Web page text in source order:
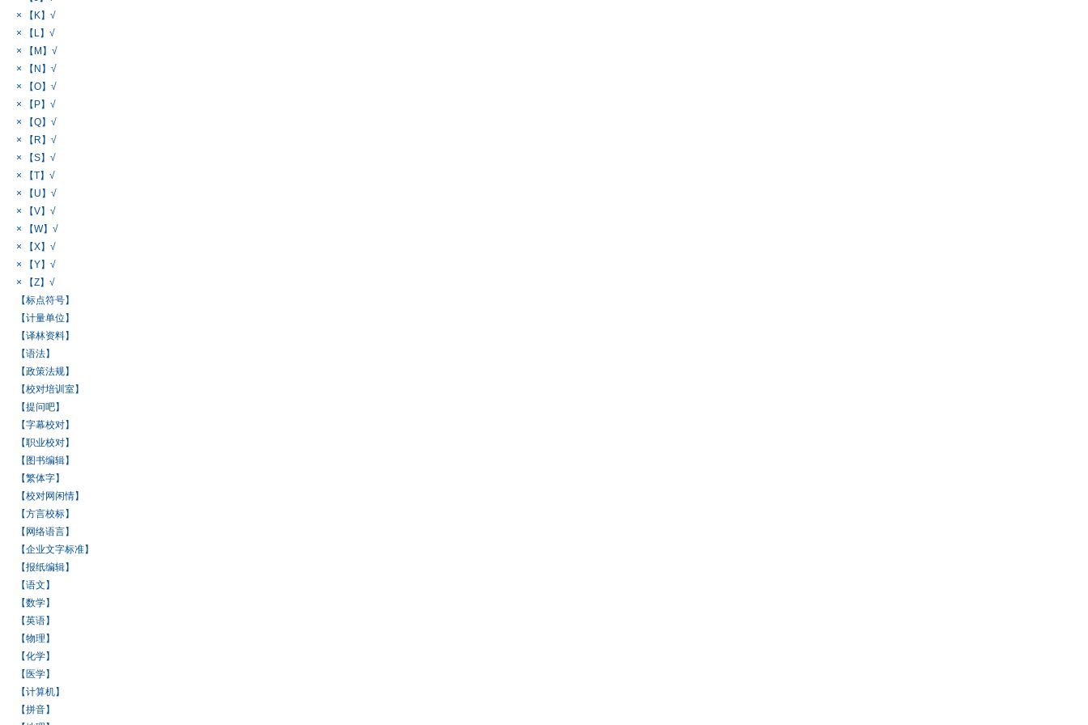
× 【K】√
× 【L】√
× 【M】√
× 【N】√
× 【O】√
× 【P】√
× 【Q】√
× 【R】√
× 【S】√
× 【T】√
× 【U】√
× 【V】√
× 【W】√
× 【X】√
× 【Y】√
× 【Z】√
【标点符号】
【计量单位】
【译林资料】
【语法】
【政策法规】
【校对培训室】
【提问吧】
【字幕校对】
【职业校对】
【图书编辑】
【繁体字】
【校对网闲情】
【方言校标】
【网络语言】
【企业文字标准】
【报纸编辑】
【语文】
【数学】
【英语】
【物理】
【化学】
【医学】
【计算机】
【拼音】